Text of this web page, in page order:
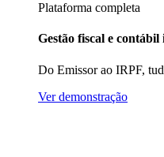
Plataforma completa
Gestão fiscal e contábil
Do Emissor ao IRPF,
Ver demonstração